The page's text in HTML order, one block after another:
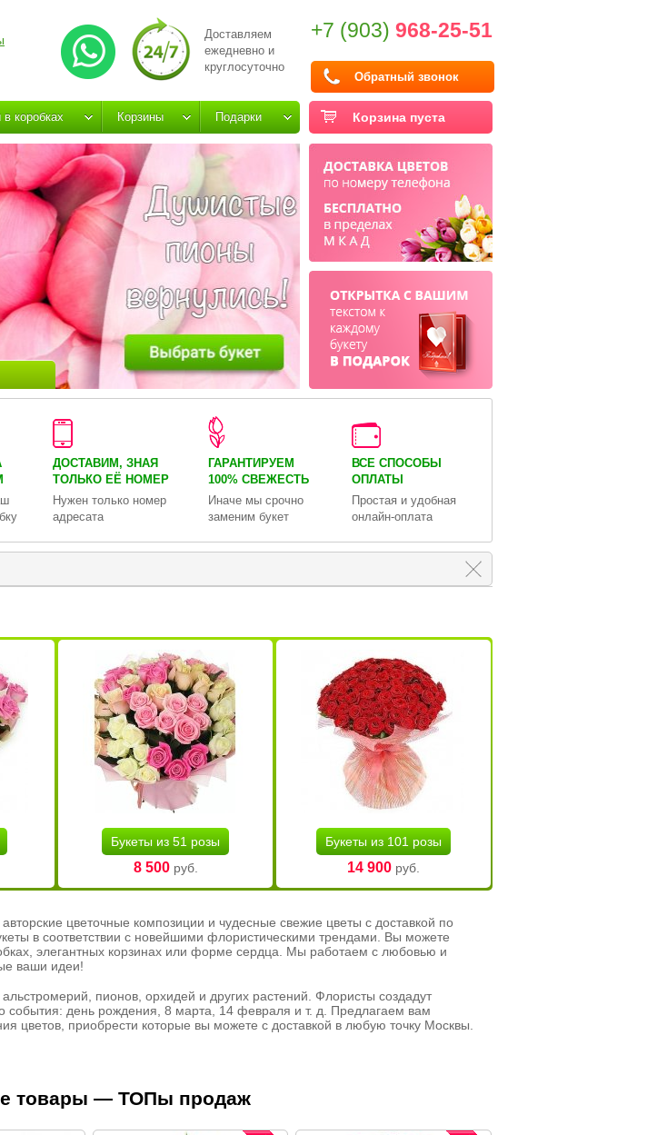
Доставляем
ежедневно и
круглосуточно
+7 (903) 968-25-51
Обратный звонок
Корзина пуста
коробках Корзины Подарки
ДОСТАВИМ, ЗНАЯ
ТОЛЬКО ЕЁ НОМЕР
Нужен только номер
адресата
ГАРАНТИРУЕМ
100% СВЕЖЕСТЬ
Иначе мы срочно
заменим букет
ВСЕ СПОСОБЫ
ОПЛАТЫ
Простая и удобная
онлайн-оплата
Букеты из 51 розы
8 500руб.
Букеты из 101 розы
14 900руб.
цветочные композиции и чудесные свежие цветы с доставкой по
в соответствии с новейшими флористическими трендами. Вы можете
элегантных корзинах или форме сердца. Мы работаем с любовью и
ваши идеи!
пионов, орхидей и других растений. Флористы создадут
события: день рождения, 8 марта, 14 февраля и т. д. Предлагаем вам
цветов, приобрести которые вы можете с доставкой в любую точку Москвы.
товары — ТОПы продаж